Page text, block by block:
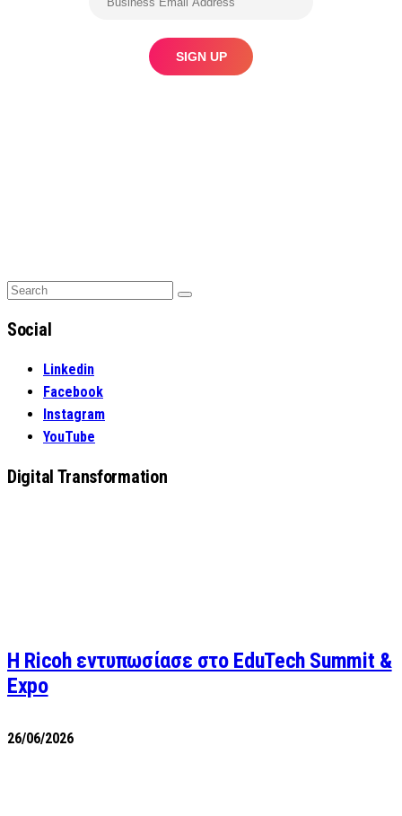
Search
Search
Social
Linkedin
Facebook
Instagram
YouTube
Digital Transformation
Η Ricoh εντυπωσίασε στο EduTech Summit &
Expo
26/06/2026